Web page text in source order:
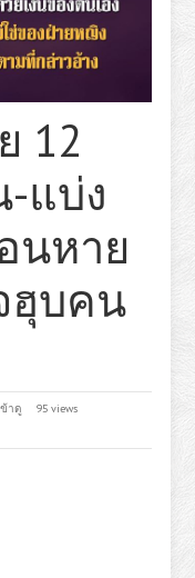
12
แบ่ง
นหาย
ฮุบคน
ข้าดู
95 views